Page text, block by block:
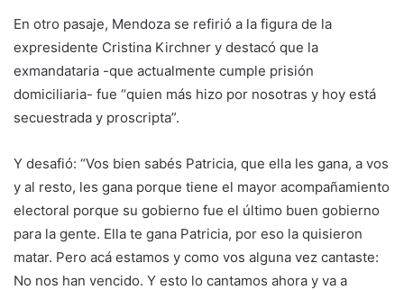
En otro pasaje, Mendoza se refirió a la figura de la
expresidente Cristina Kirchner y destacó que la
exmandataria -que actualmente cumple prisión
domiciliaria- fue “quien más hizo por nosotras y hoy está
secuestrada y proscripta”.
Y desafió: “Vos bien sabés Patricia, que ella les gana, a vos
y al resto, les gana porque tiene el mayor acompañamiento
electoral porque su gobierno fue el último buen gobierno
para la gente. Ella te gana Patricia, por eso la quisieron
matar. Pero acá estamos y como vos alguna vez cantaste:
No nos han vencido. Y esto lo cantamos ahora y va a